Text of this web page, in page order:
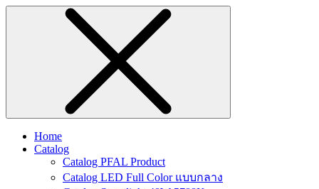
Home
Catalog
Catalog PFAL Product
Catalog LED Full Color แบบกลาง